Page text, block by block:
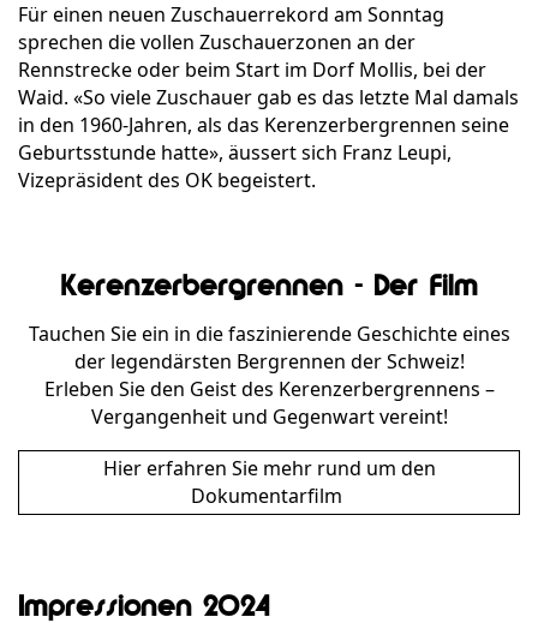
Für einen neuen Zuschauerrekord am Sonntag
sprechen die vollen Zuschauerzonen an der
Rennstrecke oder beim Start im Dorf Mollis, bei der
Waid. «So viele Zuschauer gab es das letzte Mal damals
in den 1960-Jahren, als das Kerenzerbergrennen seine
Geburtsstunde hatte», äussert sich Franz Leupi,
Vizepräsident des OK begeistert.
Kerenzerbergrennen - Der Film
Tauchen Sie ein in die faszinierende Geschichte eines
der legendärsten Bergrennen der Schweiz!
Erleben Sie den Geist des Kerenzerbergrennens –
Vergangenheit und Gegenwart vereint!
Hier erfahren Sie mehr rund um den
Dokumentarfilm
Impressionen 2024